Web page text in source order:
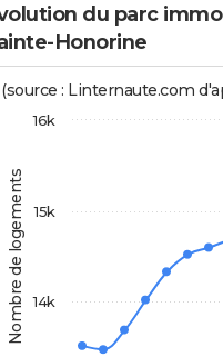
du parc
Honorine
Nombre de logements
(source : Linternaute.com
14k
15k
16k